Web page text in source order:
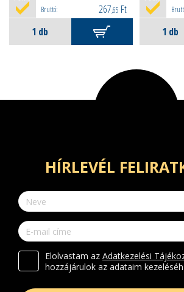
Bruttó: 267,65 Ft
HÍRLEVÉL
Elolvastam az Adatkezelési
hozzájárulok az adataim